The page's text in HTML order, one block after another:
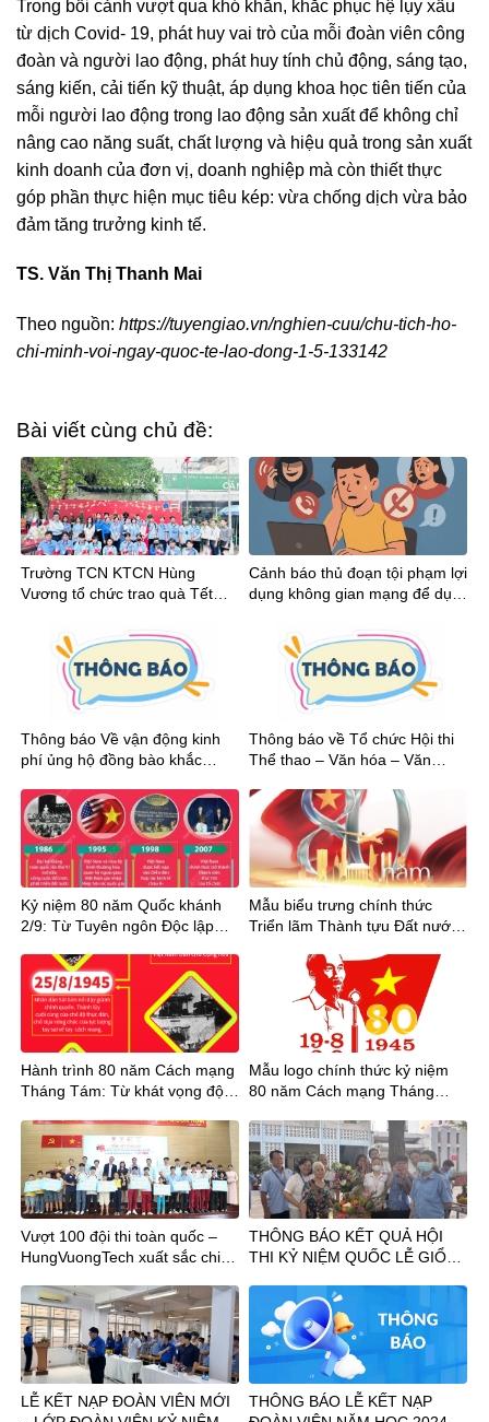
Trong bối cảnh vượt qua khó khăn, khắc phục hệ lụy xấu
từ dịch Covid- 19, phát huy vai trò của mỗi đoàn viên công
đoàn và người lao động, phát huy tính chủ động, sáng tạo,
sáng kiến, cải tiến kỹ thuật, áp dụng khoa học tiên tiến của
mỗi người lao động trong lao động sản xuất để không chỉ
nâng cao năng suất, chất lượng và hiệu quả trong sản xuất
kinh doanh của đơn vị, doanh nghiệp mà còn thiết thực
góp phần thực hiện mục tiêu kép: vừa chống dịch vừa bảo
đảm tăng trưởng kinh tế.
TS. Văn Thị Thanh Mai
Theo nguồn: https://tuyengiao.vn/nghien-cuu/chu-tich-ho-
chi-minh-voi-ngay-quoc-te-lao-dong-1-5-133142
Bài viết cùng chủ đề:
Trường TCN KTCN Hùng
Vương tổ chức trao quà Tết
Cảnh báo thủ đoạn tội phạm lợi
dụng không gian mạng để dụ
Thông báo Về vận động kinh
phí ủng hộ đồng bào khắc
(Bualoi) gây ra
Thông báo về Tổ chức Hội thi
Thể thao – Văn hóa – Văn
năm ngày Nhà giáo Việt Nam
20/11/1982 – 20/11/2025
Kỷ niệm 80 năm Quốc khánh
2/9: Từ Tuyên ngôn Độc lập
Mẫu biểu trưng chính thức
Triển lãm Thành tựu Đất nước
Hành trình 80 năm Cách mạng
Tháng Tám: Từ khát vọng độc
dân tộc
Mẫu logo chính thức kỷ niệm
80 năm Cách mạng Tháng
tượng của hào khí dân tộc
Vượt 100 đội thi toàn quốc –
HungVuongTech xuất sắc chinh
quốc 2025
THÔNG BÁO KẾT QUẢ HỘI
THI KỶ NIỆM QUỐC LỄ GIỔ
THÁNG 03
LỄ KẾT NẠP ĐOÀN VIÊN MỚI
THÔNG BÁO LỄ KẾT NẠP